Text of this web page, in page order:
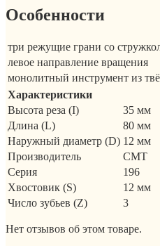
Особенности
три режущие грани со
левое направление вращения
монолитный инструмент из
Характеристики
Высота реза (I)
35 мм
Длина (L)
80 мм
Наружный диаметр (D) 12 мм
Производитель
CMT
Серия
196
Хвостовик (S)
12 мм
Число зубьев (Z)
3
Нет отзывов об этом товаре.